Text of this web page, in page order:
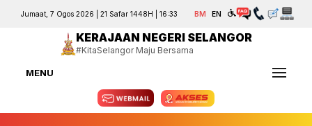
Jumaat, 7 Ogos 2026 | 21 Safar 1448H | 16:33 BM EN
KERAJAAN NEGERI SELANGOR
#KitaSelangor Maju Bersama
MENU